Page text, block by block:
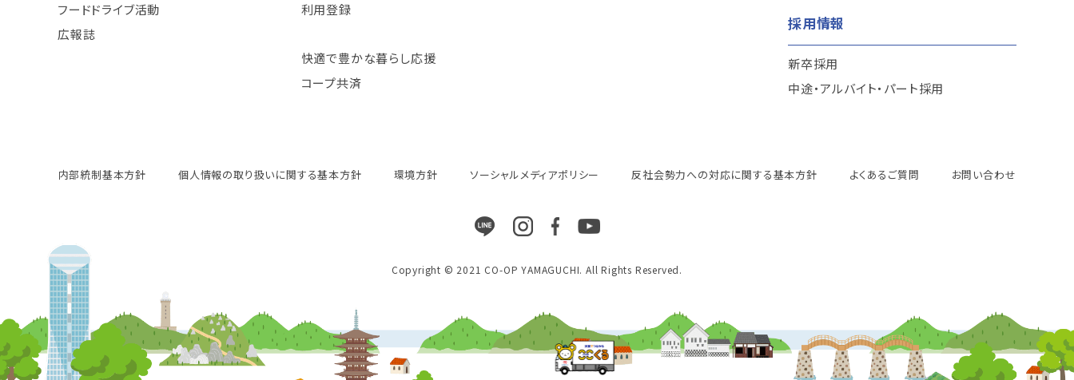
フードドライブ活動
広報誌
利用登録
快適で豊かな暮らし応援
コープ共済
採用情報
新卒採用
中途・アルバイト・パート採用
内部統制基本方針 個人情報の取り扱いに関する基本方針 環境方針 ソーシャルメディアポリシー 反社会勢力への対応に関する基本方針 よくあるご質問 お問い合わせ
Copyright © 2021 CO-OP YAMAGUCHI. All Rights Reserved.